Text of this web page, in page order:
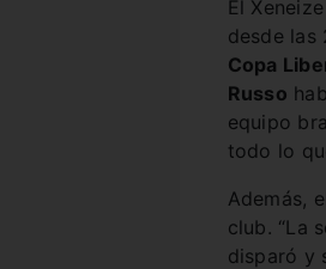
El
desde las
Copa
Russo
equipo
todo lo
Además,
club. “La
disparó y